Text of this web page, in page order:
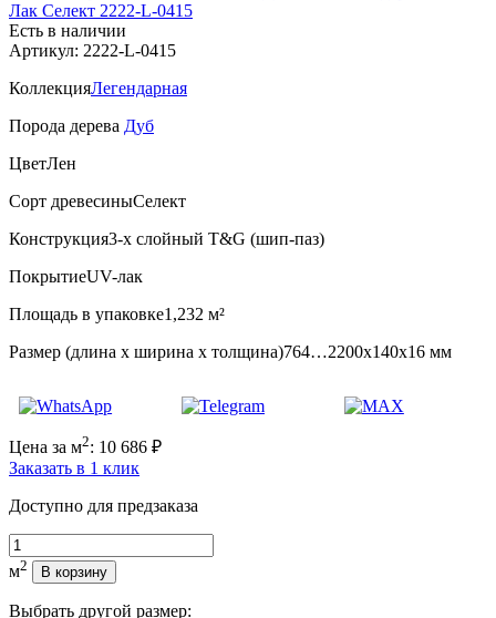
Есть в наличии
Артикул: 2222-L-0415
КоллекцияЛегендарная
Порода дерева Дуб
ЦветЛен
Сорт древесиныСелект
Конструкция3-х слойный T&G (шип-паз)
ПокрытиеUV-лак
Площадь в упаковке1,232 м²
Размер (длина х ширина х толщина)764…2200х140х16 мм
Цена за м2: 10 686 ₽
Заказать в 1 клик
Доступно для предзаказа
Количество
м2 В корзину
Выбрать другой размер: